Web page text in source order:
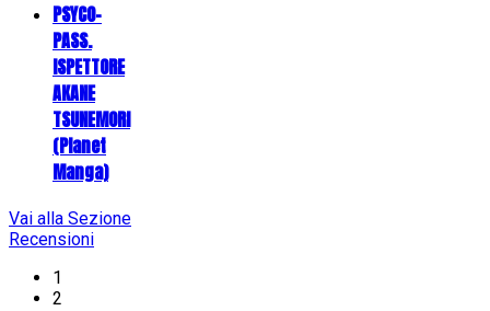
PSYCO-
PASS.
ISPETTORE
AKANE
TSUNEMORI
(Planet
Manga)
Vai alla Sezione
Recensioni
1
2